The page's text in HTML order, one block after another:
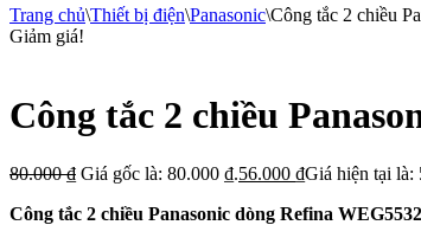
Trang chủ\Thiết bị điện\Panasonic\Công tắc 2 chiều
Giảm giá!
Công tắc 2 chiều
80.000₫ Giá gốc là: 80.000 ₫.56.000 ₫Giá hiện tại là:
Công tắc 2 chiều Panasonic dòng Refina